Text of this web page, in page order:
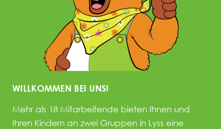
WILLKOMMEN BEI UNS!
Mehr als 18 Mitarbeitende bieten Ihnen und
Ihren Kindern an zwei Gruppen in Lyss eine